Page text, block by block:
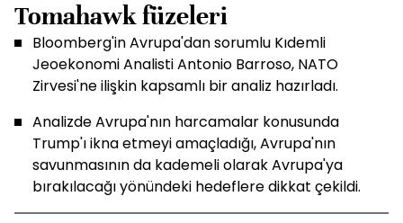
Tomahawk füzeleri
Bloomberg'in Avrupa'dan sorumlu Kıdemli
Jeoekonomi Analisti Antonio Barroso, NATO
Zirvesi'ne ilişkin kapsamlı bir analiz hazırladı.
Analizde Avrupa'nın harcamalar konusunda
Trump'ı ikna etmeyi amaçladığı, Avrupa'nın
savunmasının da kademeli olarak Avrupa'ya
bırakılacağı yönündeki hedeflere dikkat çekildi.